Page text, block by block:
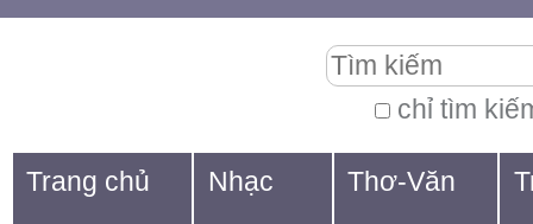
dung.
cá
nhân
chỉ tìm
kiếm
Navigation
Trang chủ Nhạc Thơ-Văn